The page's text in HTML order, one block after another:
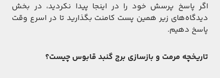
اگر پاسخ پرسش خود را در اینجا پیدا نکردید، در بخش
دیدگاه‌های زیر همین پست کامنت بگذارید تا در اسرع وقت
پاسخ دهیم.
تاریخچه مرمت و بازسازی برج گنبد قابوس چیست؟